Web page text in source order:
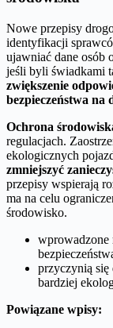
Nowe przepisy
identyfikacji
ujawniać dane osób
jeśli byli świadkami
zwiększenie
bezpieczeństwa na
Ochrona
regulacjach.
ekologicznych
zmniejszyć
przepisy wspierają
ma na celu
środowisko.
wprowadzone
przyczynią
bardziej
Powiązane wpisy: